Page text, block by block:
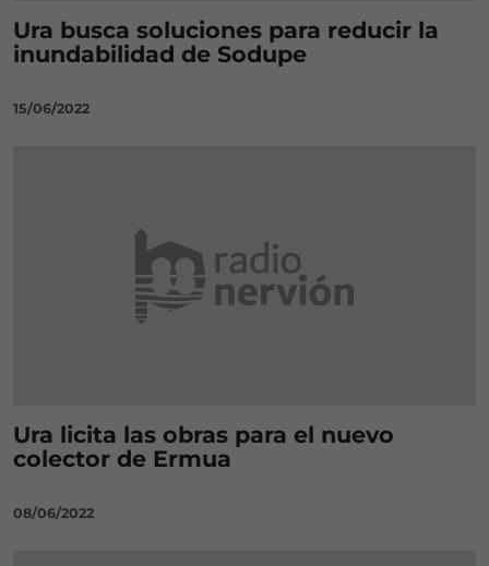
Ura busca soluciones para reducir la
inundabilidad de Sodupe
15/06/2022
Ura licita las obras para el nuevo
colector de Ermua
08/06/2022